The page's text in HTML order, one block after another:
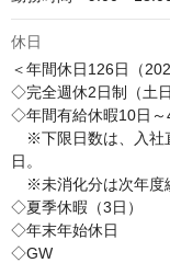
休日
＜年間休日126日（
◇完全週休2日制（土日
◇年間有給休暇10日～
※下限日数は、入社
日。
※未消化分は次年度
◇夏季休暇（3日）
◇年末年始休日
◇GW